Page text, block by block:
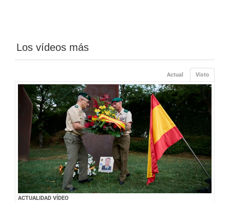
Los vídeos más
Visto
Actual
ACTUALIDAD VÍDEO